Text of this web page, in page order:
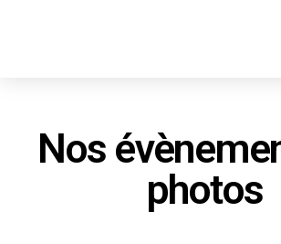
Nos
photos